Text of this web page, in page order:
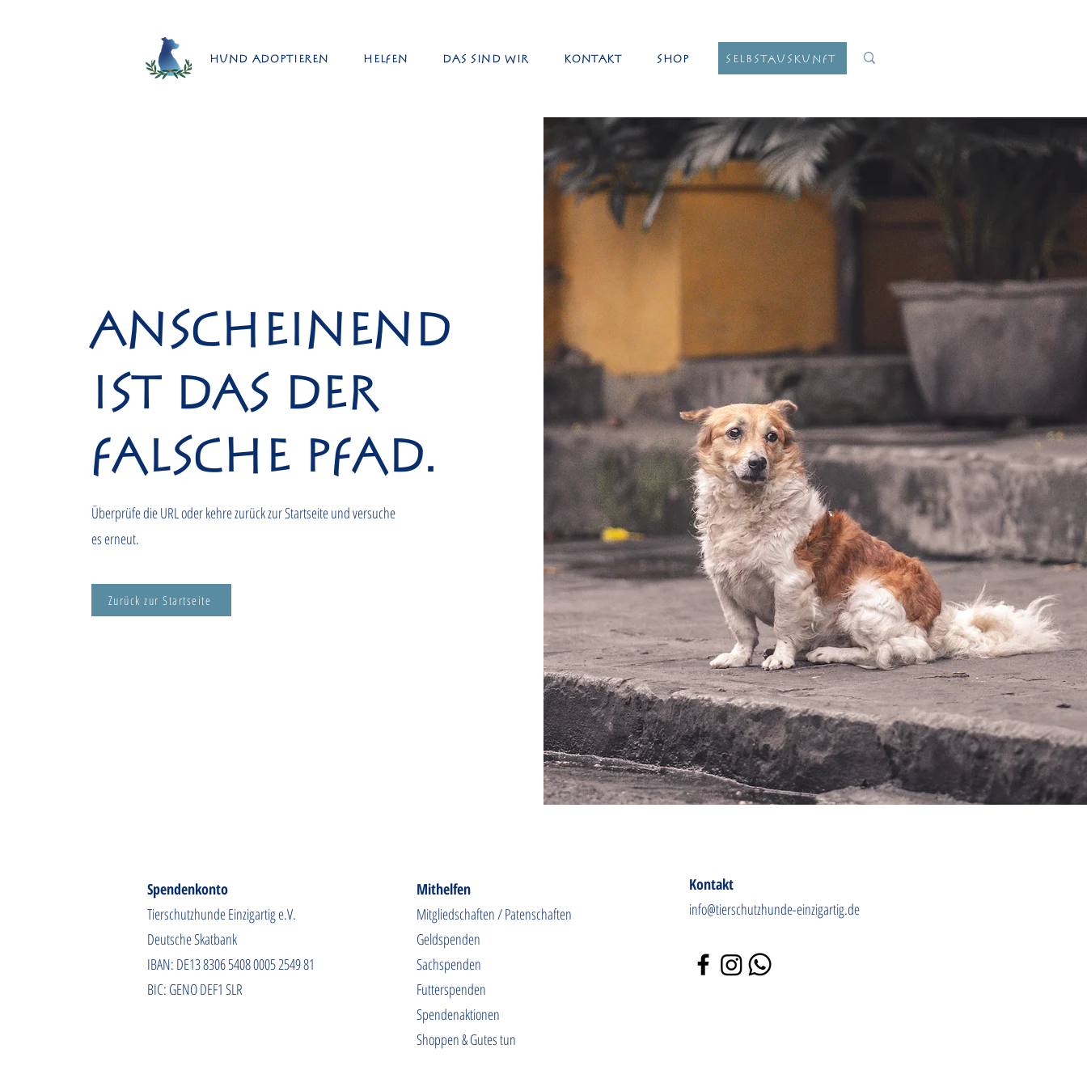
Hund adoptieren Helfen Das sind wir Kontakt Shop Selbstauskunft
Anscheinend
ist das der
falsche Pfad.
Überprüfe die URL oder kehre zurück zur Startseite und versuche
es erneut.
Zurück zur Startseite
Spendenkonto
Tierschutzhunde Einzigartig e.V.
Deutsche Skatbank
IBAN: DE13 8306 5408 0005 2549 81
BIC: GENO DEF1 SLR
Mithelfen
Mitgliedschaften / Patenschaften
Geldspenden
Sachspenden
Futterspenden
Spendenaktionen
Shoppen & Gutes tun
Kontakt
info@tierschutzhunde-einzigartig.de